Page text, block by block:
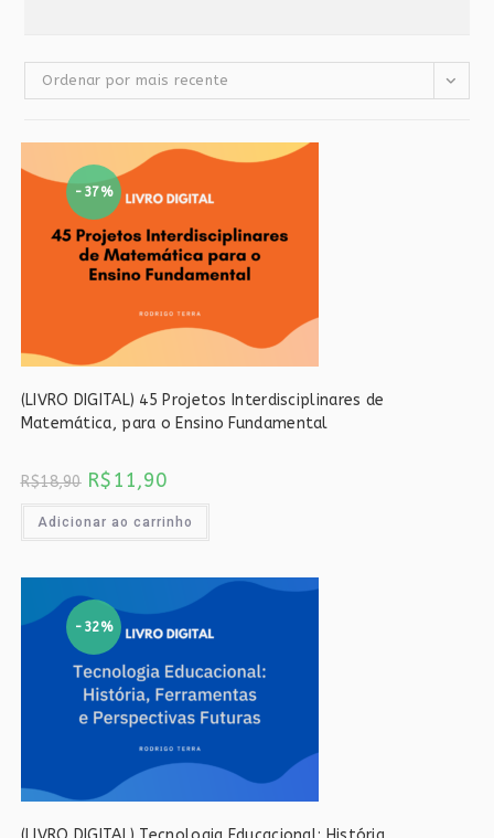
Ordenar por mais recente
-37%
(LIVRO DIGITAL) 45 Projetos Interdisciplinares de
Matemática, para o Ensino Fundamental
R$18,90 O
preço
era:
R$11,90
é:
Adicionar ao carrinho
-32%